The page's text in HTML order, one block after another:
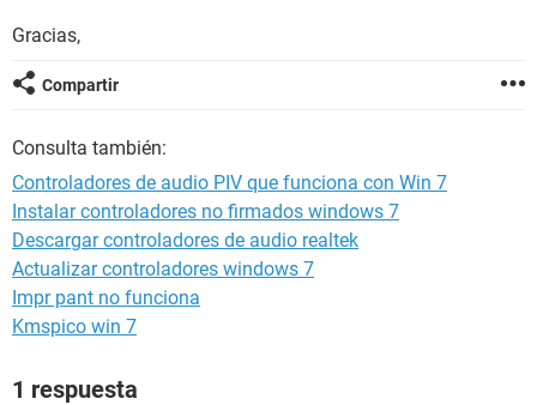
Gracias,
Compartir
Consulta también:
Controladores de audio PIV que funciona con Win 7
Instalar controladores no firmados windows 7
Descargar controladores de audio realtek
Actualizar controladores windows 7
Impr pant no funciona
Kmspico win 7
1 respuesta